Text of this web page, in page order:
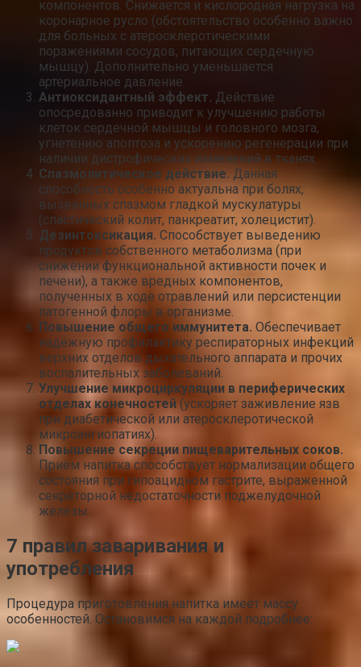
компонентов. Снижается и кислородная нагрузка на
коронарное русло (обстоятельство особенно важно
для больных с атеросклеротическими
поражениями сосудов, питающих сердечную
мышцу). Дополнительно уменьшается
артериальное давление.
Антиоксидантный эффект. Действие
опосредованно приводит к улучшению работы
клеток сердечной мышцы и головного мозга,
угнетению апоптоза и ускорению регенерации при
наличии дистрофических изменений в тканях.
Спазмолитическое действие. Данная
способность особенно актуальна при болях,
вызванных спазмом гладкой мускулатуры
(спастический колит, панкреатит, холецистит).
Дезинтоксикация. Способствует выведению
продуктов собственного метаболизма (при
снижении функциональной активности почек и
печени), а также вредных компонентов,
полученных в ходе отравлений или персистенции
патогенной флоры в организме.
Повышение общего иммунитета. Обеспечивает
надёжную профилактику респираторных инфекций
верхних отделов дыхательного аппарата и прочих
воспалительных заболеваний.
Улучшение микроциркуляции в периферических
отделах конечностей (ускоряет заживление язв
при диабетической или атеросклеротической
микроангиопатиях).
Повышение секреции пищеварительных соков.
Приём напитка способствует нормализации общего
состояния при гипоацидном гастрите, выраженной
секреторной недостаточности поджелудочной
железы.
7 правил заваривания и
употребления
Процедура приготовления напитка имеет массу
особенностей. Остановимся на каждой подробнее: